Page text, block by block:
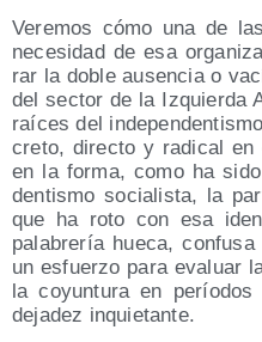
Vere­mos cómo una de
nece­si­dad de esa
rar la doble ausen­cia o
del sec­tor de la Izquier­da
raí­ces del
cre­to, direc­to y radi­cal en
en la for­ma, como ha
den­tis­mo socia­lis­ta, la
que ha roto con esa
pala­bre­ría hue­ca,
un esfuer­zo para eva­luar
la coyun­tu­ra en
deja­dez inquietante.